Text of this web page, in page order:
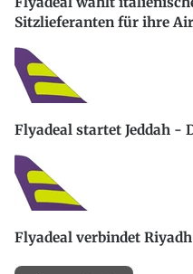
Sitzlieferanten für ihre
Flyadeal startet Jeddah -
Flyadeal verbindet